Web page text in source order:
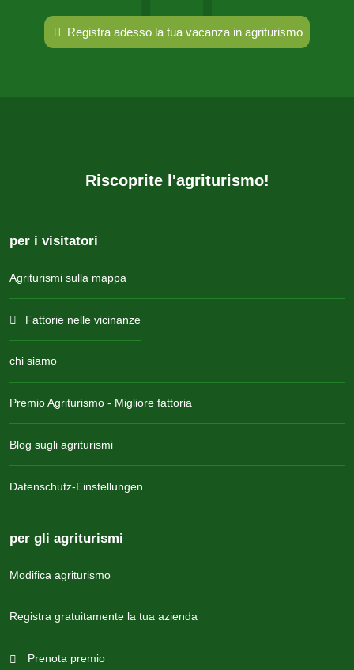
Registra adesso la tua vacanza in agriturismo
Riscoprite l'agriturismo!
per i visitatori
Agriturismi sulla mappa
Fattorie nelle vicinanze
chi siamo
Premio Agriturismo - Migliore fattoria
Blog sugli agriturismi
Datenschutz-Einstellungen
per gli agriturismi
Modifica agriturismo
Registra gratuitamente la tua azienda
Prenota premio